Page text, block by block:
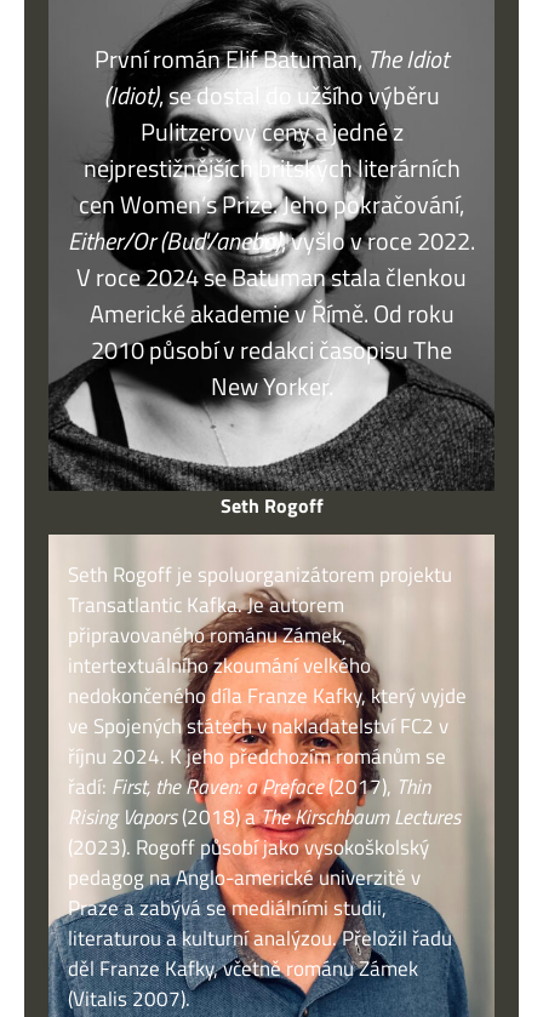
První román Elif Batuman, The Idiot
(Idiot), se dostal do užšího výběru
Pulitzerovy ceny a jedné z
nejprestižnějších britských literárních
cen Women’s Prize. Jeho pokračování,
Either/Or (Buď/anebo), vyšlo v roce 2022.
V roce 2024 se Batuman stala členkou
Americké akademie v Římě. Od roku
2010 působí v redakci časopisu The
New Yorker.
Seth Rogoff
Seth Rogoff je spoluorganizátorem projektu
Transatlantic Kafka. Je autorem
připravovaného románu Zámek,
intertextuálního zkoumání velkého
nedokončeného díla Franze Kafky, který vyjde
ve Spojených státech v nakladatelství FC2 v
říjnu 2024. K jeho předchozím románům se
řadí: First, the Raven: a Preface(2017), Thin
Rising Vapors(2018) aThe Kirschbaum Lectures
(2023). Rogoff působí jako vysokoškolský
pedagog na Anglo-americké univerzitě v
Praze a zabývá se mediálními studii,
literaturou a kulturní analýzou. Přeložil řadu
děl Franze Kafky, včetně románu Zámek
(Vitalis 2007).